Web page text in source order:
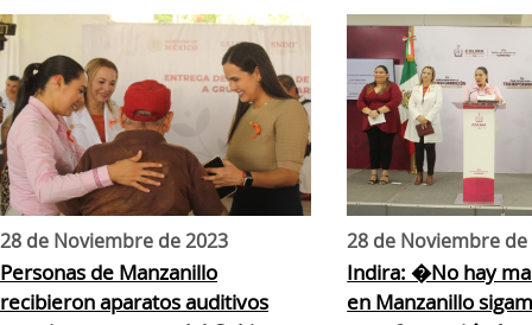
28 de Noviembre de 2023
Personas de Manzanillo
recibieron aparatos auditivos
28 de Noviembre de
Indira: �No hay
en Manzanillo